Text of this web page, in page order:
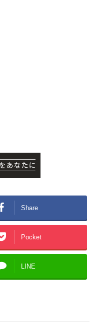
Share
Pocket
LINE